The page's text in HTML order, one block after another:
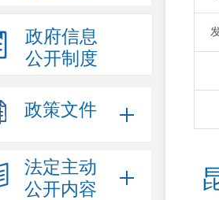
政府信息
公开制度
政策文件
法定主动
公开内容